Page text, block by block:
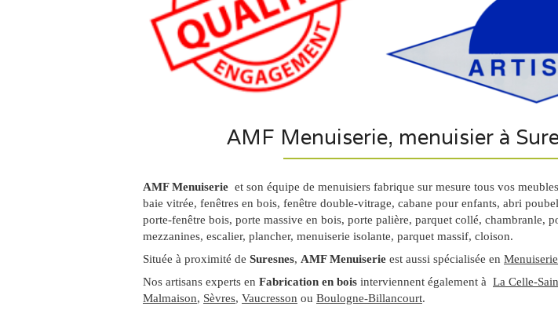
AMF Menuiserie, menuisier à
AMF Menuiserie et son équipe de menuisiers fabrique sur mesure tous vos
baie vitrée, fenêtres en bois, fenêtre double-vitrage, cabane pour enfants, abri
porte-fenêtre bois, porte massive en bois, porte palière, parquet collé, chambranle,
mezzanines, escalier, plancher, menuiserie isolante, parquet massif, cloison.
Située à proximité de Suresnes, AMF Menuiserie est aussi spécialisée en Menuiserie
Nos artisans experts en Fabrication en bois interviennent également à La Celle-
Malmaison, Sèvres, Vaucresson ou Boulogne-Billancourt.